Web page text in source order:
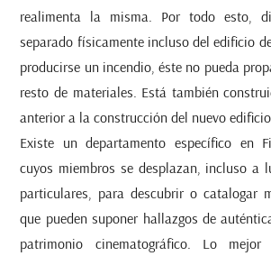
realimenta la misma. Por todo esto,
separado físicamente incluso del edificio
producirse un incendio, éste no pueda
resto de materiales. Está también
anterior a la construcción del nuevo edificio
Existe un departamento específico en
cuyos miembros se desplazan, incluso a
particulares, para descubrir o catalogar
que pueden suponer hallazgos de
patrimonio cinematográfico. Lo